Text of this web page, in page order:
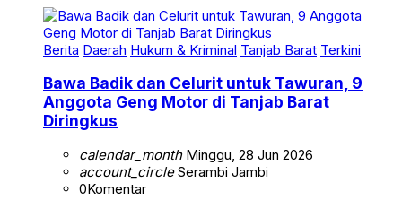
Berita Daerah Hukum & Kriminal Tanjab Barat Terkini
Bawa Badik dan Celurit untuk Tawuran, 9
Anggota Geng Motor di Tanjab Barat
Diringkus
calendar_monthMinggu, 28 Jun 2026
account_circleSerambi Jambi
0Komentar